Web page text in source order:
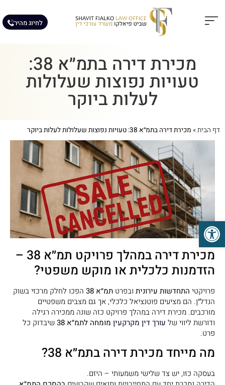
לחיוג מהיר
מכירת דירה בתמ״א 38:
טעויות נפוצות שעלולות
לעלות ביוקר
דף הבית» מכירת דירה בתמ״א 38: טעויות נפוצות שעלולות לעלות ביוקר
מכירת דירה במהלך פרויקט תמ״א 38 –
הזדמנות כלכלית או מוקש משפטי?
פרויקטי התחדשות עירונית ובפרט תמ״א 38
הפכו לחלק מרכזי בשוק
הנדל״ן. הם מציעים פוטנציאל כלכלי, אך גם מצבים משפטיים
מורכבים. מכירת דירה במהלך פרויקט כזה שונה ממכירה רגילה
ודורשת ליווי של עורך דין מקרקעין מומחה לתמ״א 38
שיבדוק כל
פרט.
מה מייחד מכירת דירה בתמ״א 38?
בעסקה כזו, יש צד שלישי משמעותי – היזם.
פתח סרגל נגישות